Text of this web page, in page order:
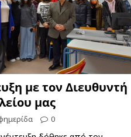
με τον Διευθυντή
μας
0